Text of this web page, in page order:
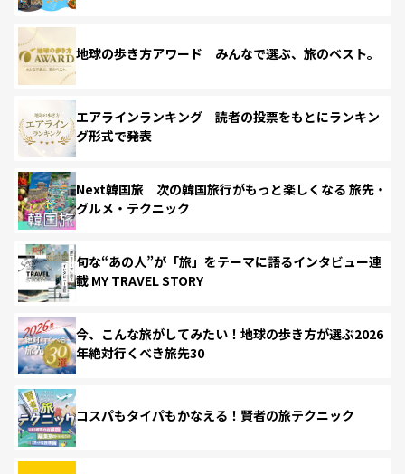
地球の歩き方アワード みんなで選ぶ、旅のベスト。
エアラインランキング 読者の投票をもとにランキン
グ形式で発表
Next韓国旅 次の韓国旅行がもっと楽しくなる 旅先・
グルメ・テクニック
旬な“あの人”が「旅」をテーマに語るインタビュー連
載 MY TRAVEL STORY
今、こんな旅がしてみたい！地球の歩き方が選ぶ2026
年絶対行くべき旅先30
コスパもタイパもかなえる！賢者の旅テクニック